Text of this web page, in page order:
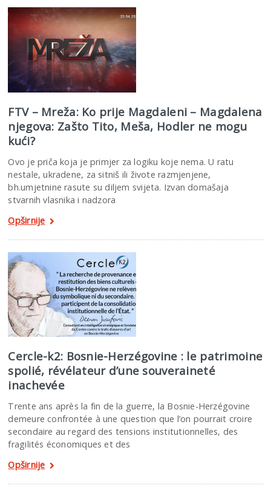
FTV – Mreža: Ko prije Magdaleni – Magdalena
njegova: Zašto Tito, Meša, Hodler ne mogu
kući?
Ovo je priča koja je primjer za logiku koje nema. U ratu
nestale, ukradene, za sitniš ili živote razmjenjene,
bh.umjetnine rasute su diljem svijeta. Izvan domašaja
stvarnih vlasnika i nadzora
Opširnije
Cercle-k2: Bosnie-Herzégovine : le patrimoine
spolié, révélateur d’une souveraineté
inachevée
Trente ans après la fin de la guerre, la Bosnie-Herzégovine
demeure confrontée à une question que l’on pourrait croire
secondaire au regard des tensions institutionnelles, des
fragilités économiques et des
Opširnije